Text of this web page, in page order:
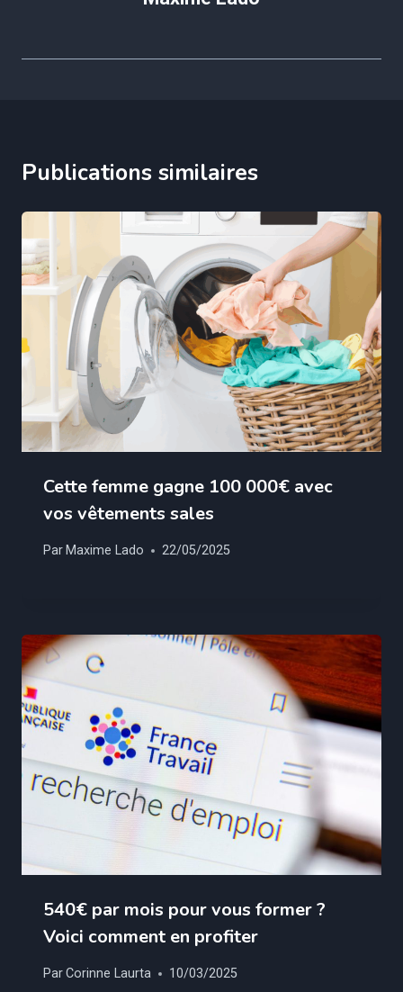
Publications similaires
Cette femme gagne 100 000€ avec
vos vêtements sales
Par Maxime Lado 22/05/2025
540€ par mois pour vous former ?
Voici comment en profiter
ParCorinne Laurta 10/03/2025